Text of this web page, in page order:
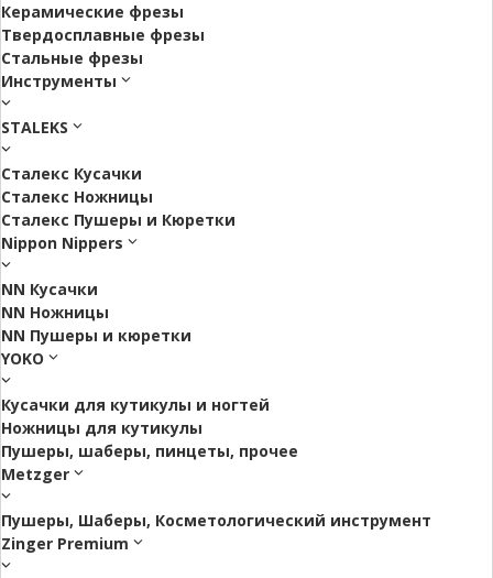
Керамические фрезы
Твердосплавные фрезы
Стальные фрезы
Инструменты
STALEKS
Сталекс Кусачки
Сталекс Ножницы
Сталекс Пушеры и Кюретки
Nippon Nippers
NN Кусачки
NN Ножницы
NN Пушеры и кюретки
YOKO
Кусачки для кутикулы и ногтей
Ножницы для кутикулы
Пушеры, шаберы, пинцеты, прочее
Metzger
Пушеры, Шаберы, Косметологический инструмент
Zinger Premium